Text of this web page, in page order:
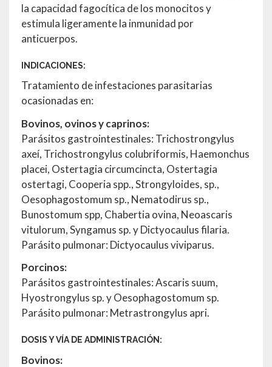
la capacidad fagocítica de los monocitos y
estimula ligeramente la inmunidad por
anticuerpos.
INDICACIONES:
Tratamiento de infestaciones parasitarias
ocasionadas en:
Bovinos, ovinos y caprinos:
Parásitos gastrointestinales: Trichostrongylus
axeí, Trichostrongylus colubriformis, Haemonchus
placei, Ostertagia circumcincta, Ostertagia
ostertagi, Cooperia spp., Strongyloides, sp.,
Oesophagostomum sp., Nematodirus sp.,
Bunostomum spp, Chabertia ovina, Neoascaris
vitulorum, Syngamus sp. y Dictyocaulus filaria.
Parásito pulmonar: Dictyocaulus viviparus.
Porcinos:
Parásitos gastrointestinales: Ascaris suum,
Hyostrongylus sp. y Oesophagostomum sp.
Parásito pulmonar: Metrastrongylus apri.
DOSIS Y VÍA DE ADMINISTRACIÓN:
Bovinos: